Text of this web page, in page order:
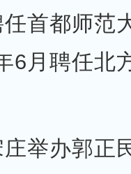
任首都师范
6月聘任北
举办郭正